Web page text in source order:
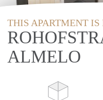
THIS APARTMENT IS
ALMELO